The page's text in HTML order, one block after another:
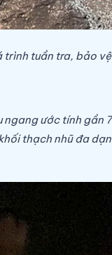
tuần tra, bảo
ước tính
thạch nhũ đa